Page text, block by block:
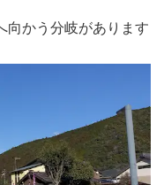
向かう分岐があります